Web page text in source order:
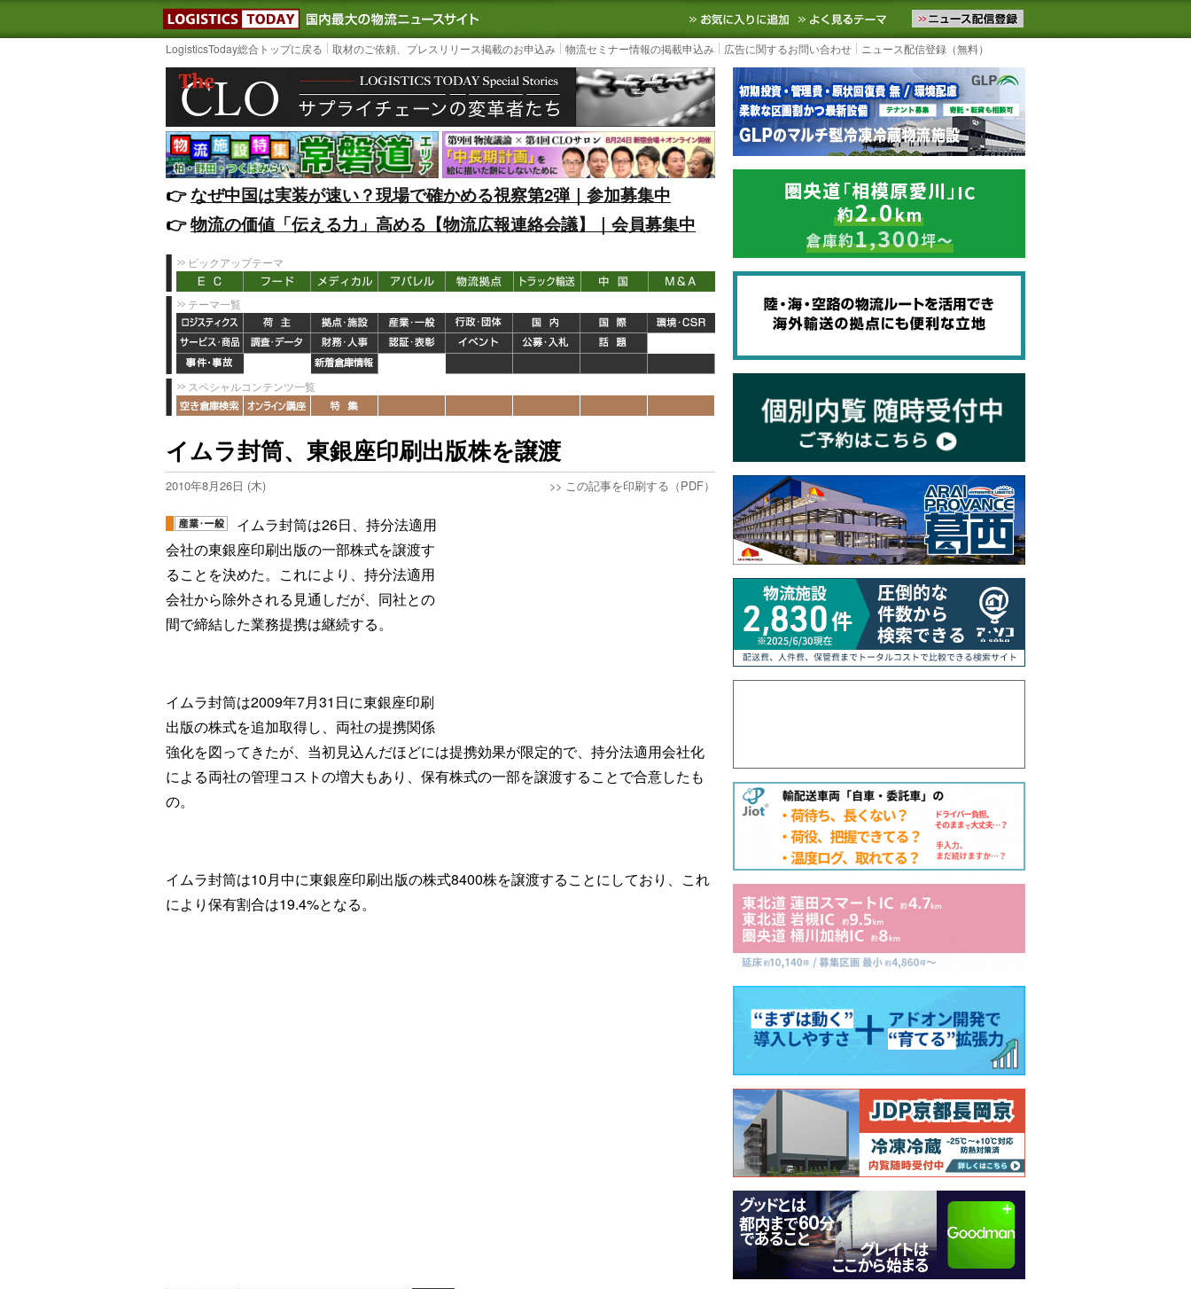
LOGISTICS TODAY｜国内最大の物流ニュースサイト3PL, SCMなど国内外の最新の物流ニュースをお届けします。物流ニュースメール配信を登録す
お気に入りに追加 よく見るテーマ
LogisticsToday総合トップに戻る 取材のご依頼、プレスリリース掲載のお申込み 物流セミナー情報の掲載申込み 広告に関するお問い合わせ ニュース配信登録（無料）
👉️なぜ中国は実装が速い？現場で確かめる視察第2弾｜参加募集中
👉️物流の価値「伝える力」高める【物流広報連絡会議】｜会員募集中
ピックアップテーマ
テーマ一覧
スペシャルコンテンツ一覧
イムラ封筒、東銀座印刷出版株を譲渡
2010年8月26日 (木) >> この記事を印刷する（PDF）
イムラ封筒は26日、持分法適用
会社の東銀座印刷出版の一部株式を譲渡す
ることを決めた。これにより、持分法適用
会社から除外される見通しだが、同社との
間で締結した業務提携は継続する。
イムラ封筒は2009年7月31日に東銀座印刷
出版の株式を追加取得し、両社の提携関係
強化を図ってきたが、当初見込んだほどには提携効果が限定的で、持分法適用会社化
による両社の管理コストの増大もあり、保有株式の一部を譲渡することで合意したも
の。
イムラ封筒は10月中に東銀座印刷出版の株式8400株を譲渡することにしており、これ
により保有割合は19.4%となる。